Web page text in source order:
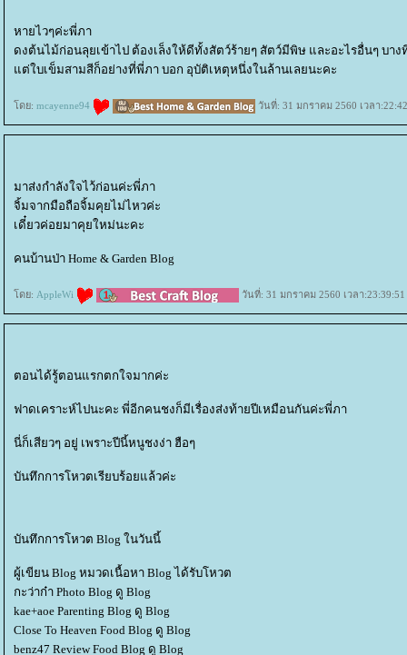
หายไวๆค่ะพี่ภา
ดงต้นไม้ก่อนลุยเข้าไป ต้องเล็งให้ดีทั้งสัตว์ร้ายๆ สัตว์มีพิษ และอะไรอื่นๆ บ
ต่ใบเข็มสามสีก็อย่างที่พี่ภา บอก อุบัติเหตุหนึ่งในล้านเลยนะคะ
ดย: mcayenne94 วันที่: 31 มกราคม 2560 เวลา
มาส่งกำลังใจไว้ก่อนค่ะพี่ภา
จิ้มจากมือถือจิ้มคุยไม่ไหวค่ะ
เดี๋ยวค่อยมาคุยใหม่นะคะ
คนบ้านป่า Home & Garden Blog
ดย: AppleWi วันที่: 31 มกราคม 2560 เวลา
ตอนได้รู้ตอนแรกตกใจมากค่ะ
ฟาดเคราะห์ไปนะคะ พี่อีกคนชงก็มีเรื่องส่งท้ายปีเหมือนกันค่ะพี่ภา
นี่ก็เสียวๆ อยู่ เพราะปีนี้หนูชงง่า ฮือๆ
บันทึกการโหวตเรียบร้อยแล้วค่ะ
บันทึกการโหวต Blog ในวันนี้
ผู้เขียน Blog หมวดเนื้อหา Blog ได้รับโหวต
กะว่าก๋า Photo Blog ดู Blog
kae+aoe Parenting Blog ดู Blog
Close To Heaven Food Blog ดู Blog
benz47 Review Food Blog ดู Blog